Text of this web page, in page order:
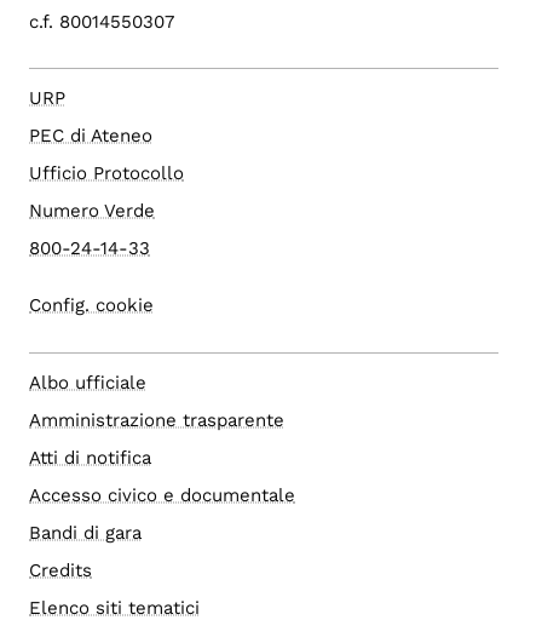
c.f. 80014550307
URP
PEC di Ateneo
Ufficio Protocollo
Numero Verde
800-24-14-33
Config. cookie
Albo ufficiale
Amministrazione trasparente
Atti di notifica
Accesso civico e documentale
Bandi di gara
Credits
Elenco siti tematici